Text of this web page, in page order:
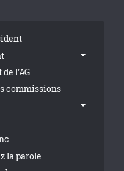
l'AG
commissions
la parole